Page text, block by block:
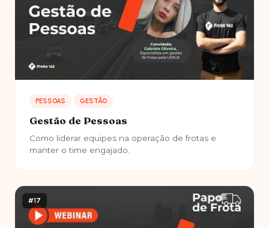
PESSOAS GESTÃO
Gestão de Pessoas
Como liderar equipes na operação de frotas e
manter o time engajado.
#17